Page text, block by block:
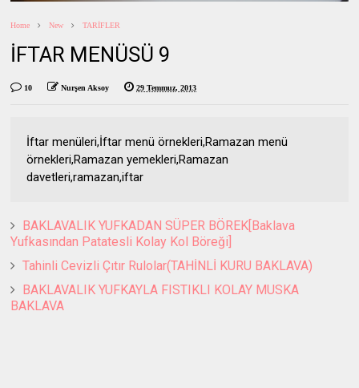
Home New TARİFLER
İFTAR MENÜSÜ 9
10 Nurşen Aksoy 29 Temmuz, 2013
İftar menüleri,İftar menü örnekleri,Ramazan menü
örnekleri,Ramazan yemekleri,Ramazan
davetleri,ramazan,iftar
BAKLAVALIK YUFKADAN SÜPER BÖREK[Baklava
Yufkasından Patatesli Kolay Kol Böreği]
Tahinli Cevizli Çıtır Rulolar(TAHİNLİ KURU BAKLAVA)
BAKLAVALIK YUFKAYLA FISTIKLI KOLAY MUSKA
BAKLAVA